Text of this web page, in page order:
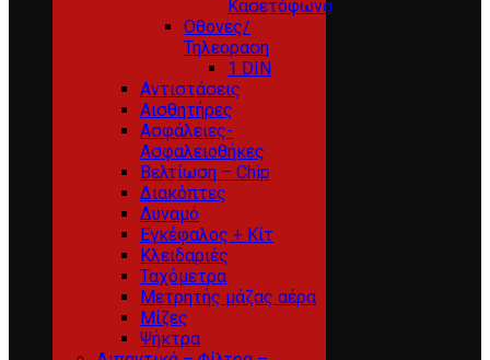
Κασετόφωνα
Οθονες/
Τηλεοραση
1 DIN
Αντιστάσεις
Αισθητήρες
Ασφάλειες-
Ασφαλειοθήκες
Βελτίωση – Chip
Διακόπτες
Δυναμό
Εγκέφαλος + Κίτ
Κλειδαριές
Ταχόμετρα
Μετρητής μάζας αέρα
Μίζες
Ψήκτρα